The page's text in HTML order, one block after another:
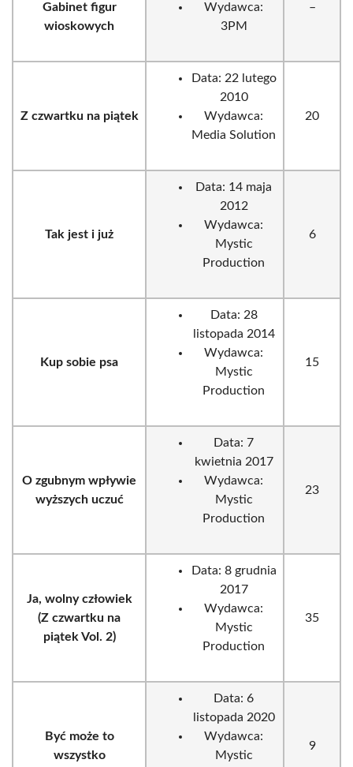
Gabinet figur
wioskowych
Wydawca:
3PM
–
Z czwartku na piątek
Data: 22 lutego
2010
Wydawca:
Media Solution
20
Tak jest i już
Data: 14 maja
2012
Wydawca:
Mystic
Production
6
Kup sobie psa
Data: 28
listopada 2014
Wydawca:
Mystic
Production
15
O zgubnym wpływie
wyższych uczuć
Data: 7
kwietnia 2017
Wydawca:
Mystic
Production
23
Ja, wolny człowiek
(Z czwartku na
piątek Vol. 2)
Data: 8 grudnia
2017
Wydawca:
Mystic
Production
35
Być może to
wszystko
Data: 6
listopada 2020
Wydawca:
Mystic
9